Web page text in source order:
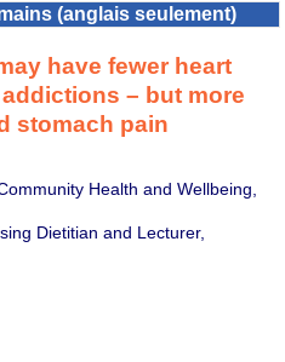
(anglais seulement)
have fewer heart
– but more
stomach pain
Health and Wellbeing,
Dietitian and Lecturer,